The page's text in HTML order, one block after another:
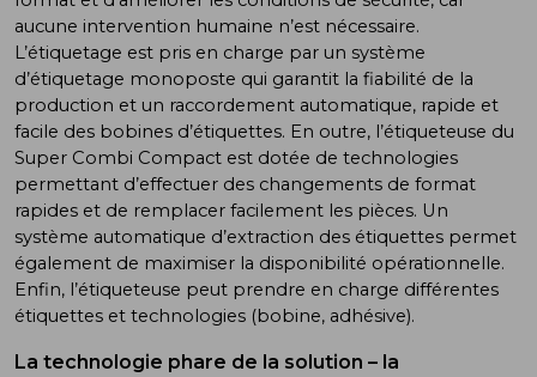
aucune intervention humaine n’est nécessaire.
L’étiquetage est pris en charge par un système
d’étiquetage monoposte qui garantit la fiabilité de la
production et un raccordement automatique, rapide et
facile des bobines d’étiquettes. En outre, l’étiqueteuse du
Super Combi Compact est dotée de technologies
permettant d’effectuer des changements de format
rapides et de remplacer facilement les pièces. Un
système automatique d’extraction des étiquettes permet
également de maximiser la disponibilité opérationnelle.
Enfin, l’étiqueteuse peut prendre en charge différentes
étiquettes et technologies (bobine, adhésive).
La technologie phare de la solution – la